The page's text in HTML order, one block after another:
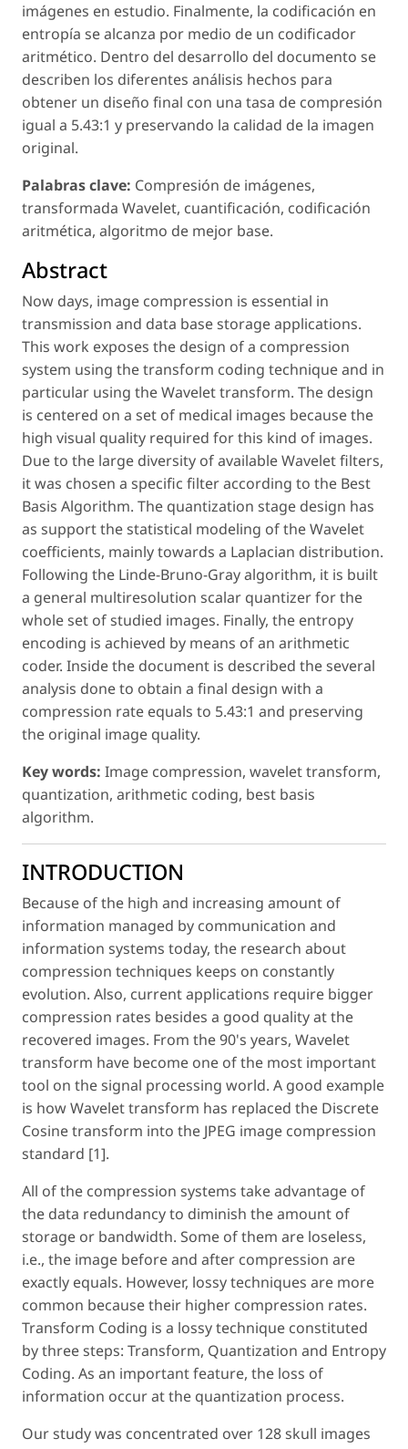
imágenes en estudio. Finalmente, la codificación en
entropía se alcanza por medio de un codificador
aritmético. Dentro del desarrollo del documento se
describen los diferentes análisis hechos para
obtener un diseño final con una tasa de compresión
igual a 5.43:1 y preservando la calidad de la imagen
original.
Palabras clave: Compresión de imágenes,
transformada Wavelet, cuantificación, codificación
aritmética, algoritmo de mejor base.
Abstract
Now days, image compression is essential in
transmission and data base storage applications.
This work exposes the design of a compression
system using the transform coding technique and in
particular using the Wavelet transform. The design
is centered on a set of medical images because the
high visual quality required for this kind of images.
Due to the large diversity of available Wavelet filters,
it was chosen a specific filter according to the Best
Basis Algorithm. The quantization stage design has
as support the statistical modeling of the Wavelet
coefficients, mainly towards a Laplacian distribution.
Following the Linde-Bruno-Gray algorithm, it is built
a general multiresolution scalar quantizer for the
whole set of studied images. Finally, the entropy
encoding is achieved by means of an arithmetic
coder. Inside the document is described the several
analysis done to obtain a final design with a
compression rate equals to 5.43:1 and preserving
the original image quality.
Key words: Image compression, wavelet transform,
quantization, arithmetic coding, best basis
algorithm.
INTRODUCTION
Because of the high and increasing amount of
information managed by communication and
information systems today, the research about
compression techniques keeps on constantly
evolution. Also, current applications require bigger
compression rates besides a good quality at the
recovered images. From the 90's years, Wavelet
transform have become one of the most important
tool on the signal processing world. A good example
is how Wavelet transform has replaced the Discrete
Cosine transform into the JPEG image compression
standard [1].
All of the compression systems take advantage of
the data redundancy to diminish the amount of
storage or bandwidth. Some of them are loseless,
i.e., the image before and after compression are
exactly equals. However, lossytechniques are more
common because their higher compression rates.
Transform Coding is a lossy technique constituted
by three steps: Transform, Quantization and Entropy
Coding. As an important feature, the loss of
information occur at the quantization process.
Our study was concentrated over 128 skull images